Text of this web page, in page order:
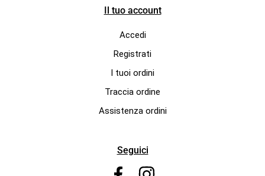
Il tuo account
Accedi
Registrati
I tuoi ordini
Traccia ordine
Assistenza ordini
Seguici